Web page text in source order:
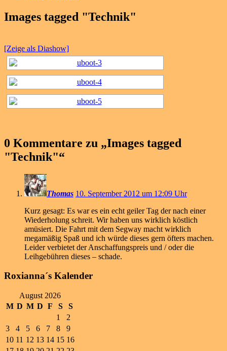
Images tagged "Technik"
[Zeige als Diashow]
0 Kommentare zu „Images tagged
"Technik"“
Thomas 10. September 2012 um 12:09 Uhr
Kurz gesagt: Es war es ein echt geiler Tag der nach einer
Wiederholung schreit. Wir haben uns wirklich köstlich
amüsiert. Die Fahrt mit dem Segway macht wirklich
megamäßig Spaß und ich würde dieses gern öfters machen.
Leider verbietet der Anschaffungspreis und / oder die
Leihgebühren dieses – schade.
Roxianna´s Kalender
August 2026
M D M D F S
S
1
2
3
4 5 6 7 8
9
10 11 12 13 14 15 16